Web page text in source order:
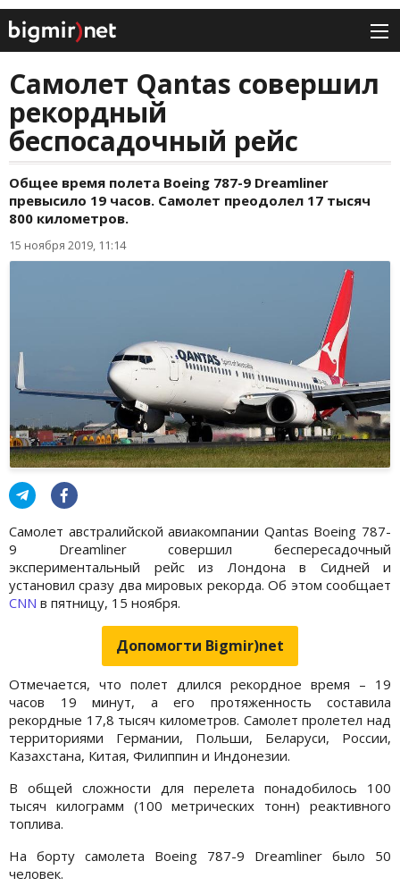
Самолет Qantas совершил
рекордный
беспосадочный рейс
Общее время полета Boeing 787-9 Dreamliner
превысило 19 часов. Самолет преодолел 17 тысяч
800 километров.
15 ноября 2019, 11:14
Самолет австралийской авиакомпании Qantas Boeing 787-
9 Dreamliner совершил беспересадочный
экспериментальный рейс из Лондона в Сидней и
установил сразу два мировых рекорда. Об этом сообщает
CNN в пятницу, 15 ноября.
Допомогти Bigmir)net
Отмечается, что полет длился рекордное время – 19
часов 19 минут, а его протяженность составила
рекордные 17,8 тысяч километров. Самолет пролетел над
территориями Германии, Польши, Беларуси, России,
Казахстана, Китая, Филиппин и Индонезии.
В общей сложности для перелета понадобилось 100
тысяч килограмм (100 метрических тонн) реактивного
топлива.
На борту самолета Boeing 787-9 Dreamliner было 50
человек.